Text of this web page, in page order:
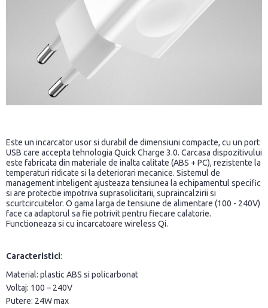
Este un incarcator usor si durabil de dimensiuni compacte, cu un port
USB care accepta tehnologia Quick Charge 3.0. Carcasa dispozitivului
este fabricata din materiale de inalta calitate (ABS + PC), rezistente la
temperaturi ridicate si la deteriorari mecanice. Sistemul de
management inteligent ajusteaza tensiunea la echipamentul specific
si are protectie impotriva suprasolicitarii, supraincalzirii si
scurtcircuitelor. O gama larga de tensiune de alimentare (100 - 240V)
face ca adaptorul sa fie potrivit pentru fiecare calatorie.
Functioneaza si cu incarcatoare wireless Qi.
Caracteristici:
Material: plastic ABS si policarbonat
Voltaj: 100 – 240V
Putere: 24W max